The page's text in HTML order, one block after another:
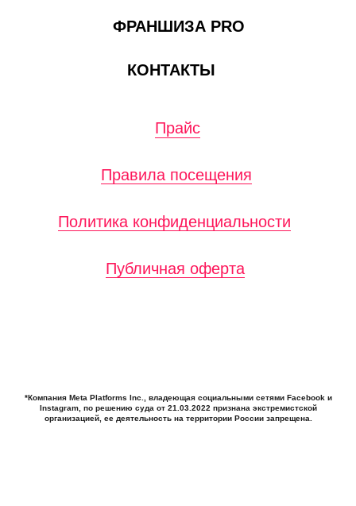
*Компания Meta Platforms Inc., владеющая социальными сетями Facebook и
Instagram, по решению суда от 21.03.2022 признана экстремистской
организацией, ее деятельность на территории России запрещена.